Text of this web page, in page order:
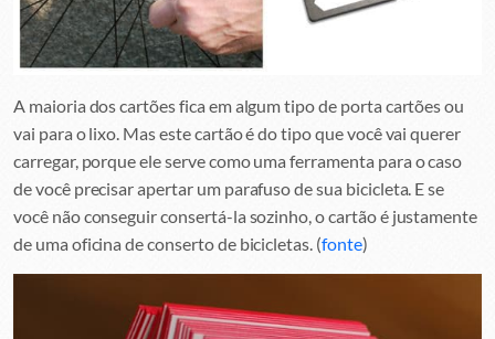
A maioria dos cartões fica em algum tipo de porta cartões ou
vai para o lixo. Mas este cartão é do tipo que você vai querer
carregar, porque ele serve como uma ferramenta para o caso
de você precisar apertar um parafuso de sua bicicleta. E se
você não conseguir consertá-la sozinho, o cartão é justamente
de uma oficina de conserto de bicicletas. (fonte)